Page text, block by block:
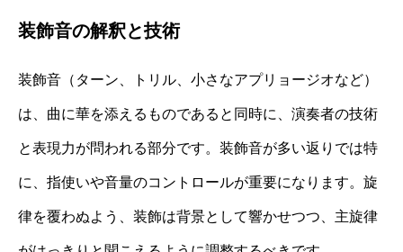
装飾音の解釈と技術
装飾音（ターン、トリル、小さなアプリョージオなど）
は、曲に華を添えるものであると同時に、演奏者の技術
と表現力が問われる部分です。装飾音が多い返りでは特
に、指使いや音量のコントロールが重要になります。旋
律を覆わぬよう、装飾は背景として響かせつつ、主旋律